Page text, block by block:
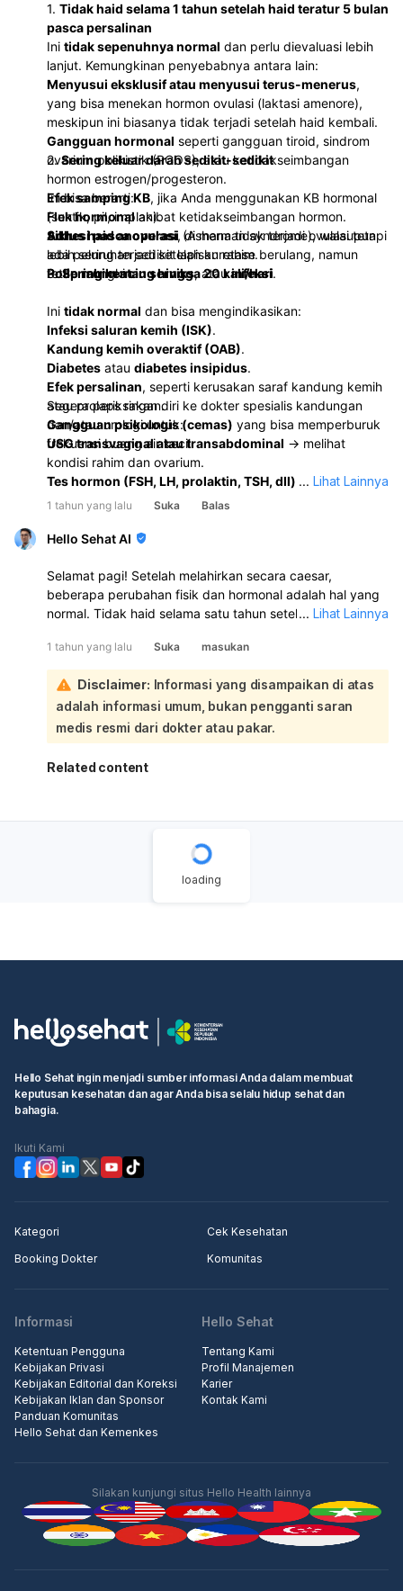
1. Tidak haid selama 1 tahun setelah haid teratur 5 bulan
pasca persalinan
Ini tidak sepenuhnya normal dan perlu dievaluasi lebih
lanjut. Kemungkinan penyebabnya antara lain:
Menyusui eksklusif atau menyusui terus-menerus,
yang bisa menekan hormon ovulasi (laktasi amenore),
meskipun ini biasanya tidak terjadi setelah haid kembali.
Gangguan hormonal seperti gangguan tiroid, sindrom
ovarium polikistik (PCOS), atau ketidakseimbangan
hormon estrogen/progesteron.
Efek samping KB, jika Anda menggunakan KB hormonal
(suntik, pil, implan).
Adhesi pasca operasi(Asherman syndrome), walaupun
lebih sering terjadi setelah kuretase berulang, namun
tetap mungkin.
2.Sering keluar darah sedikit-sedikit
Ini bisa berarti:
Flek hormonalakibat ketidakseimbangan hormon.
Siklus haid anovulasi, di mana tidak terjadi ovulasi tetapi
ada peluruhan sedikit lapisan rahim.
Polip rahim atau serviks, atauinfeksi.
3.Sering kencing hingga 20 kali/hari
Ini tidak normal dan bisa mengindikasikan:
Infeksi saluran kemih (ISK).
Kandung kemih overaktif (OAB).
Diabetes atau diabetes insipidus.
Efek persalinan, seperti kerusakan saraf kandung kemih
atau prolaps ringan.
Gangguan psikologis (cemas) yang bisa memperburuk
frekuensi buang air kecil.
Segera periksakan diri ke dokter spesialis kandungan
dan/atau urologi untuk:
USG transvaginal atau transabdominal → melihat
kondisi rahim dan ovarium.
Tes hormon (FSH, LH, prolaktin, TSH, dll)
Urinalisis→ untuk mengecek adanya infeksi atau gula
Tes gula darah → untuk menyingkirkan kemungkinan
... Lihat Lainnya
1 tahun yang lalu Suka Balas
Hello Sehat AI
Selamat pagi! Setelah melahirkan secara caesar,
beberapa perubahan fisik dan hormonal adalah hal yang
normal. Tidak haid selama satu tahun setelah melahirkan
menyusui, yang dapat menunda kembalinya siklus
menstruasi. Jika Anda telah mengalami haid teratur
selama lima bulan dan kemudian mengalami perdarahan
sedikit-sedikit, ini bisa jadi merupakan tanda perubahan
hormonal atau masalah lain yang perlu diperhatikan:
Frekuensi buang air kecil yang tinggi, seperti 20 kali
sehari, juga perlu dicermati. Ini bisa disebabkan oleh
kandung kemih. Sangat penting untuk berkonsultasi
dengan dokter atau tenaga medis untuk mendapatkan
penjelasan lebih lanjut dan pemeriksaan yang tepat.
Mereka dapat melakukan evaluasi menyeluruh untuk
memastikan tidak ada masalah yang lebih serius dan
... Lihat Lainnya
1 tahun yang lalu Suka masukan
Disclaimer: Informasi yang disampaikan di atas
adalah informasi umum, bukan pengganti saran
medis resmi dari dokter atau pakar.
Related content
loading
Hello Sehat ingin menjadi sumber informasi Anda dalam membuat
keputusan kesehatan dan agar Anda bisa selalu hidup sehat dan
bahagia.
Ikuti Kami
Kategori
Cek Kesehatan
Booking Dokter
Komunitas
Informasi
Ketentuan Pengguna
Kebijakan Privasi
Kebijakan Editorial dan Koreksi
Kebijakan Iklan dan Sponsor
Panduan Komunitas
Hello Sehat dan Kemenkes
Hello Sehat
Tentang Kami
Profil Manajemen
Karier
Kontak Kami
Silakan kunjungi situs Hello Health lainnya